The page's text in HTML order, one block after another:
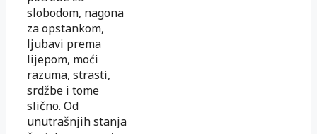
slobodom, nagona
za opstankom,
ljubavi prema
lijepom, moći
razuma, strasti,
srdžbe i tome
slično. Od
unutrašnjih stanja